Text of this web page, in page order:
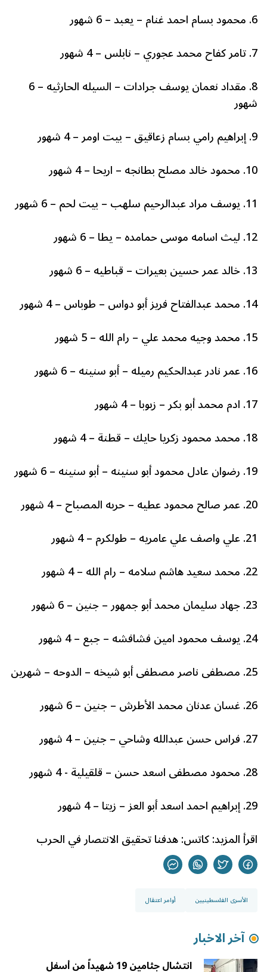
6. محمود بسام احمد غنام – يعبد – 6 شهور
7. تامر كفاح محمد عجوري – نابلس – 4 شهور
8. مقداد نعمان يوسف جرادات – السيله الحارثيه – 6
شهور
9. إبراهيم رامي بسام زعاقيق – بيت اومر – 4 شهور
10. محمود خالد مصلح بطانجه – اريحا – 4 شهور
11. يوسف مراد عبدالرحيم سلهب – بيت لحم – 6 شهور
12. ليث اسامه موسى حمامده – يطا – 6 شهور
13. خالد عمر حسين بعيرات – قباطيه – 6 شهور
14. محمد عبدالفتاح فريز أبو دواس – طوباس – 4 شهور
15. محمد وجيه محمد علي – رام الله – 5 شهور
16. عمر نادر عبدالحكيم رميله – أبو سنينه – 6 شهور
17. ادم محمد أبو بكر – زبوبا – 4 شهور
18. محمد محمود زكريا حايك – قطنة – 4 شهور
19. رضوان عادل محمود أبو سنينه – أبو سنينه – 6 شهور
20. عمر صالح محمود عطيه – حربه المصباح – 4 شهور
21. علي واصف علي عامريه – طولكرم – 4 شهور
22. محمد سعيد هاشم سلامه – رام الله – 4 شهور
23. جهاد سليمان محمد أبو جمهور – جنين – 6 شهور
24. يوسف محمود امين فشافشه – جبع – 4 شهور
25. مصطفى ناصر مصطفى أبو شيخه – الدوحه – شهرين
26. غسان عدنان محمد الأطرش – جنين – 6 شهور
27. فراس حسن عبدالله وشاحي – جنين – 4 شهور
28. محمود مصطفى اسعد حسن – قلقيلية - 4 شهور
29. إبراهيم احمد اسعد أبو العز – زيتا – 4 شهور
اقرأ المزيد:كاتس: هدفنا تحقيق الانتصار في الحرب
الأسرى الفلسطينيين أوامر اعتقال
آخر الاخبار
انتشال جثامين 19 شهيداً من أسفل